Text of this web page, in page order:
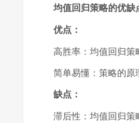
均值回归策略的优缺
优点：
高胜率：均值回归策
简单易懂：策略的原
缺点：
滞后性：均值回归策